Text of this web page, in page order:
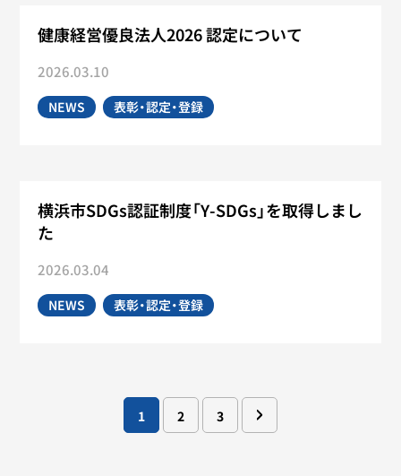
健康経営優良法人2026 認定について
2026.03.10
NEWS 表彰・認定・登録
横浜市SDGs認証制度「Y-SDGs」を取得しまし
た
2026.03.04
NEWS 表彰・認定・登録
1 2 3 >